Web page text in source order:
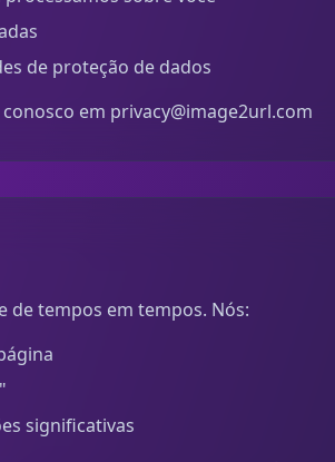
de proteção de dados
em privacy@image2url.com
de tempos em tempos. Nós:
significativas